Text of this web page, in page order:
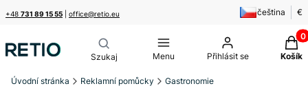
+48 731 89 15 55 office@retio.eu čeština €
Menu Přihlásit se Košík
Úvodní stránka Reklamní pomůcky Gastronomie